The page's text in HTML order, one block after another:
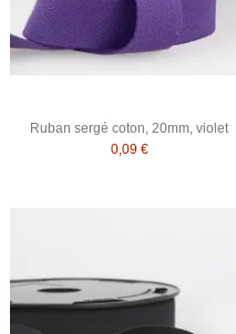
Ruban sergé coton, 20mm, violet
0,09 €